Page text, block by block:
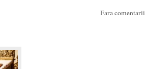
Fara comentarii